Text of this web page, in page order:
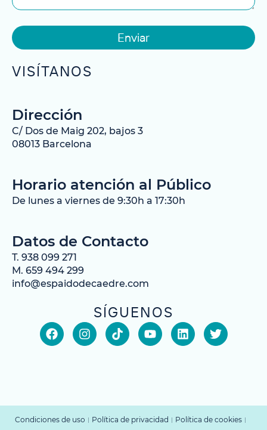
Enviar
VISÍTANOS
Dirección
C/ Dos de Maig 202, bajos 3
08013 Barcelona
Horario atención al Público
De lunes a viernes de 9:30h a 17:30h
Datos de Contacto
T. 938 099 271
M. 659 494 299
info@espaidodecaedre.com
SÍGUENOS
Condiciones de uso Política de privacidad Política de cookies